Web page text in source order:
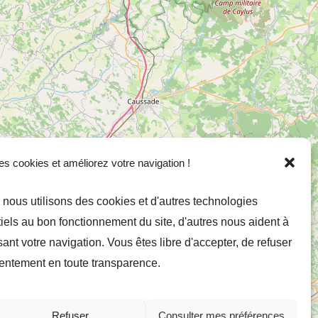
cookies et améliorez votre navigation !
utilisons des cookies et d'autres technologies
au bon fonctionnement du site, d'autres nous aident à
votre navigation. Vous êtes libre d'accepter, de refuser
en toute transparence.
Refuser Consulter mes préférences